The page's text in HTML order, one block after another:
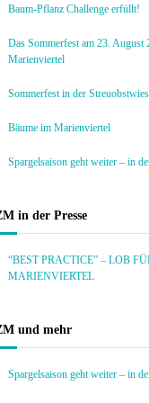
Baum-Pflanz Challenge erfüllt!
Das Sommerfest am 23. August
Marienviertel
Sommerfest in der
Bäume im Marienviertel
Spargelsaison geht weiter – in
in der Presse
“BEST PRACTICE” – LOB
MARIENVIERTEL
und mehr
Spargelsaison geht weiter – in